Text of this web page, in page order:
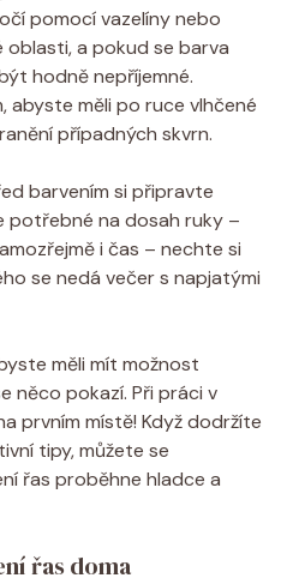
pomocí vazelíny nebo
a pokud se barva
hodně nepříjemné.
abyste měli po ruce vlhčené
případných skvrn.
barvením si připravte
potřebné na dosah ruky –
i čas – nechte si
se nedá večer s napjatými
měli mít možnost
něco pokazí. Při práci v
prvním místě! Když dodržíte
tipy, můžete se
řas proběhne hladce a
řas doma